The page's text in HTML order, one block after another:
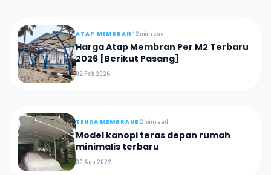
ATAP MEMBRAN 12 min read
Harga Atap Membran Per M2 Terbaru
2026 [Berikut Pasang]
02 Feb 2026
TENDA MEMBRANE 2 min read
Model kanopi teras depan rumah
minimalis terbaru
30 Agu 2022